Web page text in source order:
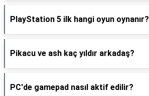
PlayStation 5 ilk hangi oyun oynanır?
Pikacu ve ash kaç yıldır arkadaş?
PC'de gamepad nasıl aktif edilir?